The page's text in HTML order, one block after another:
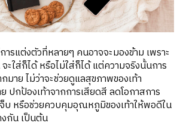
รแต่งตัวที่หลายๆ คนอาจจะมองข้าม เพราะ
ะใส่ก็ได้ หรือไม่ใส่ก็ได้ แต่ความจริงนั้นการ
มาย ไม่ว่าจะช่วยดูแลสุขภาพของเท้า
ปกป้องเท้าจากการเสียดสี ลดโอกาสการ
จ็บ หรือช่วยควบคุมอุณหภูมิของเท้าให้พอดีใน
กัน เป็นต้น